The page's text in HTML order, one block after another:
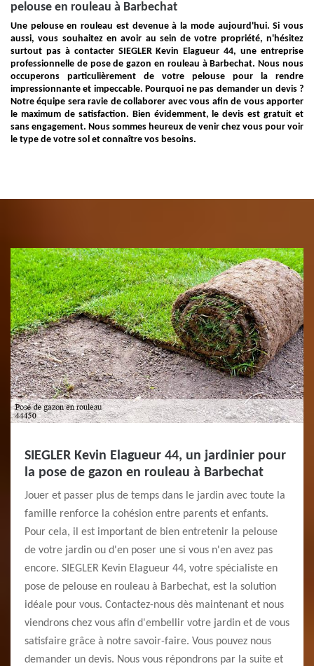
pelouse en rouleau à Barbechat
Une pelouse en rouleau est devenue à la mode aujourd'hui. Si vous
aussi, vous souhaitez en avoir au sein de votre propriété, n'hésitez
surtout pas à contacter SIEGLER Kevin Elagueur 44, une entreprise
professionnelle de pose de gazon en rouleau à Barbechat. Nous nous
occuperons particulièrement de votre pelouse pour la rendre
impressionnante et impeccable. Pourquoi ne pas demander un devis ?
Notre équipe sera ravie de collaborer avec vous afin de vous apporter
le maximum de satisfaction. Bien évidemment, le devis est gratuit et
sans engagement. Nous sommes heureux de venir chez vous pour voir
le type de votre sol et connaître vos besoins.
SIEGLER Kevin Elagueur 44, un jardinier pour
la pose de gazon en rouleau à Barbechat
Jouer et passer plus de temps dans le jardin avec toute la
famille renforce la cohésion entre parents et enfants.
Pour cela, il est important de bien entretenir la pelouse
de votre jardin ou d'en poser une si vous n'en avez pas
encore. SIEGLER Kevin Elagueur 44, votre spécialiste en
pose de pelouse en rouleau à Barbechat, est la solution
idéale pour vous. Contactez-nous dès maintenant et nous
viendrons chez vous afin d'embellir votre jardin et de vous
satisfaire grâce à notre savoir-faire. Vous pouvez nous
demander un devis. Nous vous répondrons par la suite et